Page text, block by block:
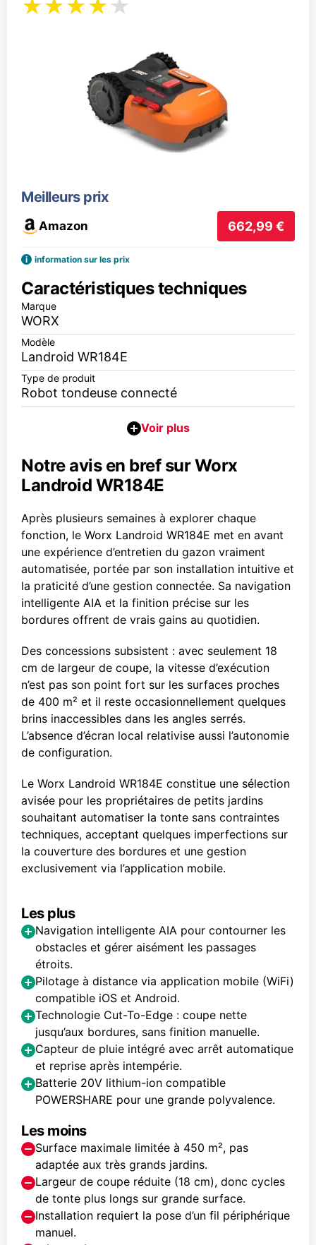
Meilleurs prix
Amazon 662,99 €
i information sur les prix
Caractéristiques techniques
Marque
WORX
Modèle
Landroid WR184E
Type de produit
Robot tondeuse connecté
Notre avis en bref sur Worx
Landroid WR184E
Après plusieurs semaines à explorer chaque
fonction, le Worx Landroid WR184E met en avant
une expérience d’entretien du gazon vraiment
automatisée, portée par son installation intuitive et
la praticité d’une gestion connectée. Sa navigation
intelligente AIA et la finition précise sur les
bordures offrent de vrais gains au quotidien.
Des concessions subsistent : avec seulement 18
cm de largeur de coupe, la vitesse d’exécution
n’est pas son point fort sur les surfaces proches
de 400 m² et il reste occasionnellement quelques
brins inaccessibles dans les angles serrés.
L’absence d’écran local relativise aussi l’autonomie
de configuration.
Le Worx Landroid WR184E constitue une sélection
avisée pour les propriétaires de petits jardins
souhaitant automatiser la tonte sans contraintes
techniques, acceptant quelques imperfections sur
la couverture des bordures et une gestion
exclusivement via l’application mobile.
Les plus
Navigation intelligente AIA pour contourner les
obstacles et gérer aisément les passages
étroits.
Pilotage à distance via application mobile (WiFi)
compatible iOS et Android.
Technologie Cut-To-Edge : coupe nette
jusqu’aux bordures, sans finition manuelle.
Capteur de pluie intégré avec arrêt automatique
et reprise après intempérie.
Batterie 20V lithium-ion compatible
POWERSHARE pour une grande polyvalence.
Les moins
Surface maximale limitée à 450 m², pas
adaptée aux très grands jardins.
Largeur de coupe réduite (18 cm), donc cycles
de tonte plus longs sur grande surface.
Installation requiert la pose d’un fil périphérique
manuel.